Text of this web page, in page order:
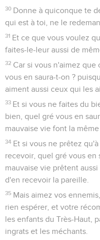
30 Donne à quiconque te
qui est à toi, ne le
31 Et ce que vous voulez
faites-le-leur aussi de
32 Car si vous n'aimez
vous en saura-t-on ?
aiment aussi ceux qui les
33 Et si vous ne faites du
bien, quel gré vous en
mauvaise vie font la même
34 Et si vous ne prêtez
recevoir, quel gré vous en
mauvaise vie prêtent
d'en recevoir la pareille.
35 Mais aimez vos
rien espérer, et votre
les enfants du Très-Haut,
ingrats et les méchants.